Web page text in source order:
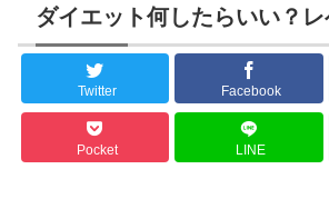
ダイエット何したらいい？レ
Twitter Facebook
Pocket LINE